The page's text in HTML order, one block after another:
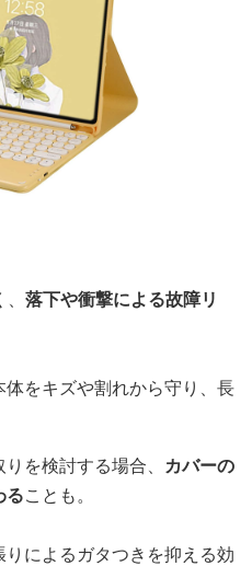
落下や衝撃による故障リ
をキズや割れから守り、長
を検討する場合、 カバーの
ることも。
によるガタつきを抑える効